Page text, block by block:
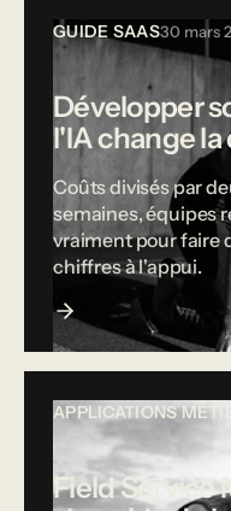
GUIDE SAAS30 mars
Développer
l'IA change la
Coûts divisés par
semaines, équipes
vraiment pour faire
chiffres à l'appui.
APPLICATIONS
Field Service